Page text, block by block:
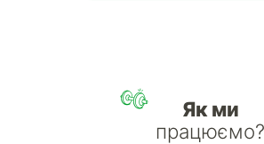
Як ми
працюємо?